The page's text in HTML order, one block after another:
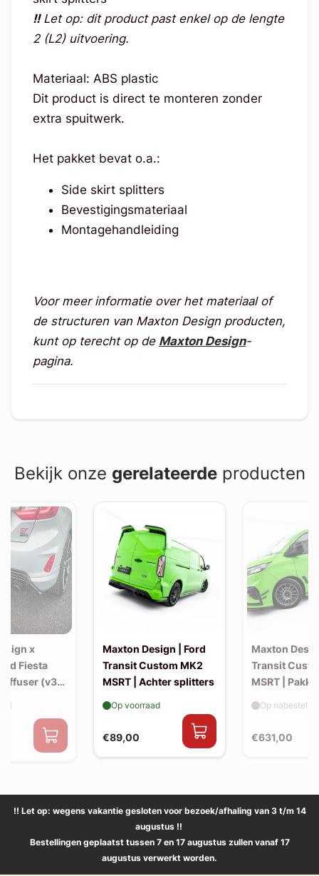
!!Let op: dit product past enkel op de lengte
2 (L2) uitvoering.
Materiaal: ABS plastic
Dit product is direct te monteren zonder
extra spuitwerk.
Het pakket bevat o.a.:
Side skirt splitters
Bevestigingsmateriaal
Montagehandleiding
Voor meer informatie over het materiaal of
de structuren van Maxton Design producten,
kunt op terecht op de Maxton Design-
pagina.
Bekijk onze gerelateerdeproducten
x
Fiesta
(v3)
Maxton Design | Ford
Transit Custom MK2
MSRT | Achter splitters
€89,00
Op voorraad
Maxton
Transit
MSRT |
€631,00
Op
!! Let op: wegens vakantie gesloten voor bezoek/afhaling van 3 t/m 14
augustus !!
Bestellingen geplaatst tussen 7 en 17 augustus zullen vanaf 17
augustus verwerkt worden.